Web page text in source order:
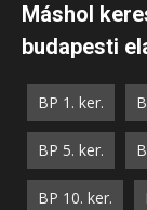
Máshol
budapesti
BP 1. ker.
BP 5. ker.
BP 10. ker.